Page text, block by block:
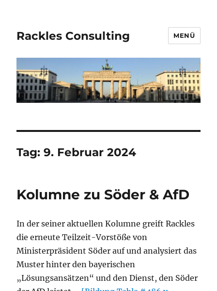
Rackles Consulting MENÜ
Tag:9. Februar 2024
Kolumne zu Söder & AfD
In der seiner aktuellen Kolumne greift Rackles
die erneute Teilzeit-Vorstöße von
Ministerpräsident Söder auf und analysiert das
Muster hinter den bayerischen
„Lösungsansätzen“ und den Dienst, den Söder